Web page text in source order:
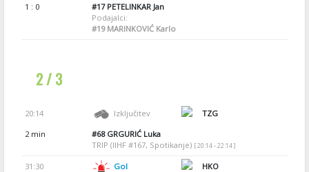
1 : 0
#17PETELINKAR Jan
Podajalci:
#19MARINKOVIĆ Karlo
2 / 3
20:14 Izključitev
TZG
2 min
#68GRGURIĆ Luka
TRIP (IIHF #167, Spotikanje) [ 20:14 - 22:14 ]
31:30 Gol
HKO